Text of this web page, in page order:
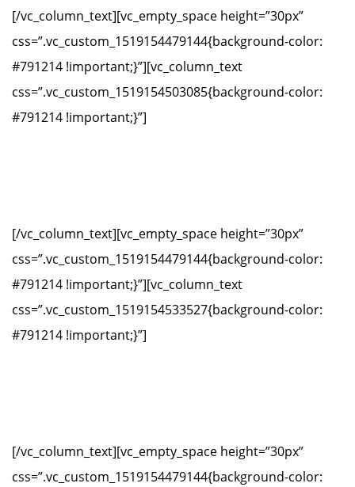
[/vc_column_text][vc_empty_space height=”30px”
css=”.vc_custom_1519154479144{background-color:
#791214 !important;}”][vc_column_text
css=”.vc_custom_1519154503085{background-color:
#791214 !important;}”]
[/vc_column_text][vc_empty_space height=”30px”
css=”.vc_custom_1519154479144{background-color:
#791214 !important;}”][vc_column_text
css=”.vc_custom_1519154533527{background-color:
#791214 !important;}”]
[/vc_column_text][vc_empty_space height=”30px”
css=”.vc_custom_1519154479144{background-color: